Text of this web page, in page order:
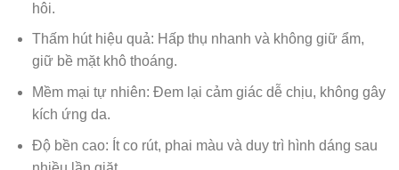
hôi.
Thấm hút hiệu quả: Hấp thụ nhanh và không giữ ẩm,
giữ bề mặt khô thoáng.
Mềm mại tự nhiên: Đem lại cảm giác dễ chịu, không gây
kích ứng da.
Độ bền cao: Ít co rút, phai màu và duy trì hình dáng sau